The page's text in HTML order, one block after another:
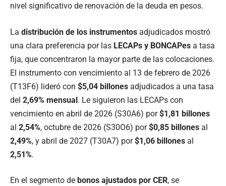
nivel significativo de renovación de la deuda en pesos.
La distribución de los instrumentos adjudicados mostró
una clara preferencia por las LECAPs y BONCAPes a tasa
fija, que concentraron la mayor parte de las colocaciones.
El instrumento con vencimiento al 13 de febrero de 2026
(T13F6) lideró con $5,04 billones adjudicados a una tasa
del 2,69% mensual. Le siguieron las LECAPs con
vencimiento en abril de 2026 (S30A6) por$1,81 billones
al 2,54%, octubre de 2026 (S30O6) por$0,85 billones al
2,49%, y abril de 2027 (T30A7) por$1,06 billones al
2,51%.
En el segmento de bonos ajustados por CER, se